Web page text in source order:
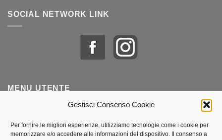
Gestisci Consenso Cookie
Per fornire le migliori esperienze, utilizziamo tecnologie come i cookie per
memorizzare e/o accedere alle informazioni del dispositivo. Il consenso a
SOCIAL NETWORK LINK
MENU UTENTE
Lista dei desideri